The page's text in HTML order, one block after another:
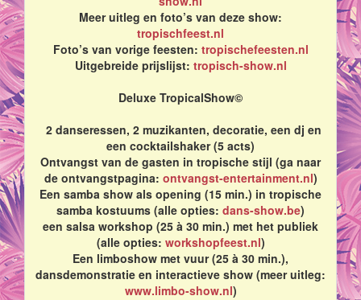
Meer uitleg en foto’s van deze show:
tropischfeest.nl
Foto’s van vorige feesten: tropischefeesten.nl
Uitgebreide prijslijst: tropisch-show.nl
Deluxe TropicalShow©
2 danseressen, 2 muzikanten, decoratie, een dj en
een cocktailshaker (5 acts)
Ontvangst van de gasten in tropische stijl (ga naar
de ontvangstpagina: ontvangst-entertainment.nl)
Een samba show als opening (15 min.) in tropische
samba kostuums (alle opties: dans-show.be)
een salsa workshop (25 à 30 min.) met het publiek
(alle opties: workshopfeest.nl)
Een limboshow met vuur (25 à 30 min.),
dansdemonstratie en interactieve show (meer uitleg:
www.limbo-show.nl)